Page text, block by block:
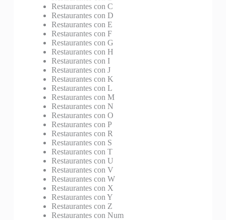
Restaurantes con C
Restaurantes con D
Restaurantes con E
Restaurantes con F
Restaurantes con G
Restaurantes con H
Restaurantes con I
Restaurantes con J
Restaurantes con K
Restaurantes con L
Restaurantes con M
Restaurantes con N
Restaurantes con O
Restaurantes con P
Restaurantes con R
Restaurantes con S
Restaurantes con T
Restaurantes con U
Restaurantes con V
Restaurantes con W
Restaurantes con X
Restaurantes con Y
Restaurantes con Z
Restaurantes con Num